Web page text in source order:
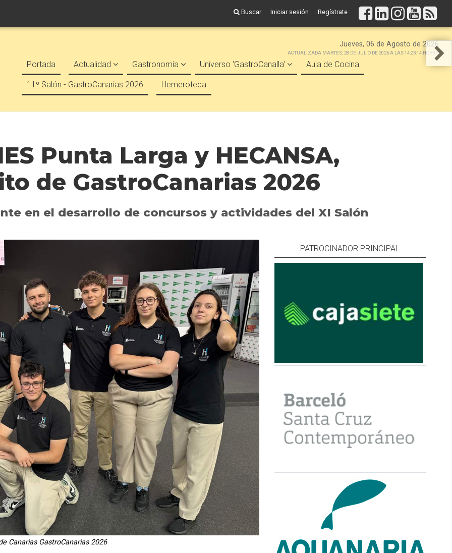
Buscar Iniciar sesión Regístrate
Jueves, 06 de Agosto de 2026
ACTUALIZADA MARTES, 28 DE JULIO DE 2026 A LAS 14:23:14 HORAS
Portada Actualidad Gastronomía Universo 'GastroCanalla' Aula de Cocina
11º Salón - GastroCanarias 2026 Hemeroteca
Punta Larga y HECANSA,
de GastroCanarias 2026
en el desarrollo de concursos y actividades del XI Salón
Canarias GastroCanarias 2026
PATROCINADOR PRINCIPAL